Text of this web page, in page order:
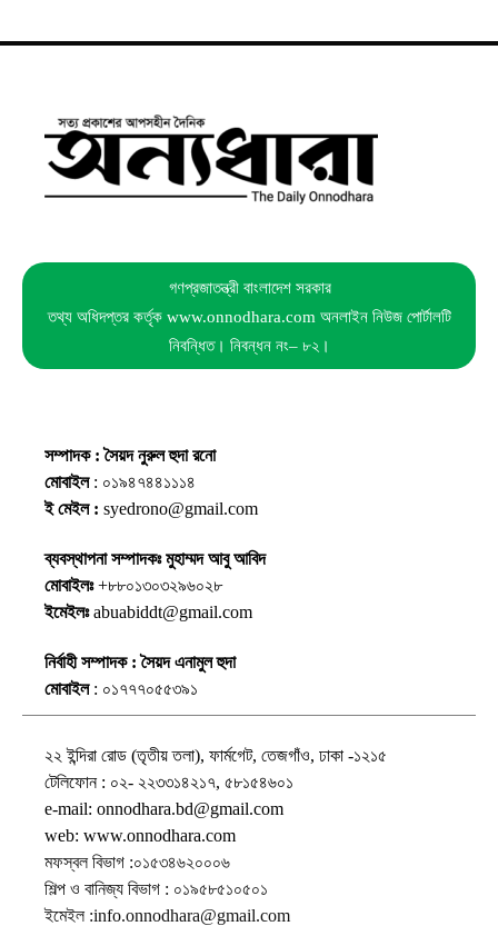
গণপ্রজাতন্ত্রী বাংলাদেশ সরকার
তথ্য অধিদপ্তর কর্তৃক www.onnodhara.com অনলাইন নিউজ পোর্টালটি
নিবন্ধিত। নিবন্ধন নং– ৮২।
সম্পাদক : সৈয়দ নুরুল হুদা রনো
মোবাইল: ০১৯৪৭৪৪১১১৪
ই মেইল : syedrono@gmail.com
ব্যবস্থাপনা সম্পাদকঃ মুহাম্মদ আবু আবিদ
মোবাইলঃ+৮৮০১৩০৩২৯৬০২৮
ইমেইলঃabuabiddt@gmail.com
নির্বাহী সম্পাদক : সৈয়দ এনামুল হুদা
মোবাইল: ০১৭৭৭০৫৫৩৯১
২২ ইন্দিরা রোড (তৃতীয় তলা), ফার্মগেট, তেজগাঁও, ঢাকা -১২১৫
টেলিফোন : ০২- ২২৩৩১৪২১৭, ৫৮১৫৪৬০১
e-mail: onnodhara.bd@gmail.com
web: www.onnodhara.com
মফস্বল বিভাগ :০১৫৩৪৬২০০০৬
শিল্প ও বানিজ্য বিভাগ : ০১৯৫৮৫১০৫০১
ইমেইল :info.onnodhara@gmail.com